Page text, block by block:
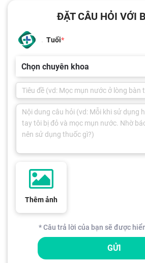
ĐẶT CÂU HỎI VỚI
Tuổi
Chọn chuyên khoa
Thêm ảnh
* Câu trả lời của bạn sẽ được
GỬI